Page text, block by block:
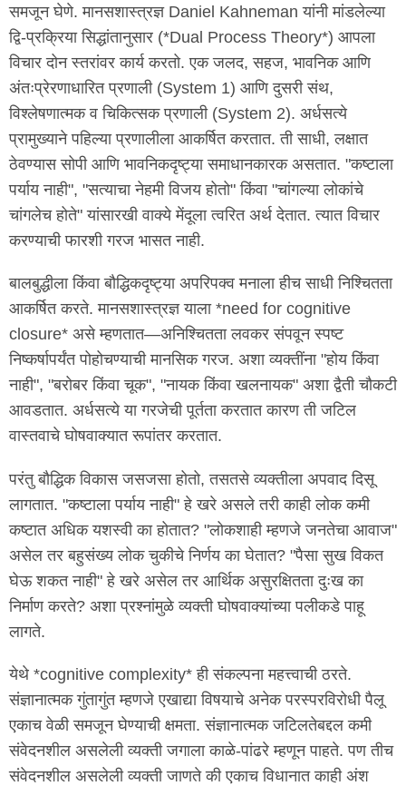
समजून घेणे. मानसशास्त्रज्ञ Daniel Kahneman यांनी मांडलेल्या
द्वि-प्रक्रिया सिद्धांतानुसार (*Dual Process Theory*) आपला
विचार दोन स्तरांवर कार्य करतो. एक जलद, सहज, भावनिक आणि
अंतःप्रेरणाधारित प्रणाली (System 1) आणि दुसरी संथ,
विश्लेषणात्मक व चिकित्सक प्रणाली (System 2). अर्धसत्ये
प्रामुख्याने पहिल्या प्रणालीला आकर्षित करतात. ती साधी, लक्षात
ठेवण्यास सोपी आणि भावनिकदृष्ट्या समाधानकारक असतात. "कष्टाला
पर्याय नाही", "सत्याचा नेहमी विजय होतो" किंवा "चांगल्या लोकांचे
चांगलेच होते" यांसारखी वाक्ये मेंदूला त्वरित अर्थ देतात. त्यात विचार
करण्याची फारशी गरज भासत नाही.
बालबुद्धीला किंवा बौद्धिकदृष्ट्या अपरिपक्व मनाला हीच साधी निश्चितता
आकर्षित करते. मानसशास्त्रज्ञ याला *need for cognitive
closure* असे म्हणतात—अनिश्चितता लवकर संपवून स्पष्ट
निष्कर्षापर्यंत पोहोचण्याची मानसिक गरज. अशा व्यक्तींना "होय किंवा
नाही", "बरोबर किंवा चूक", "नायक किंवा खलनायक" अशा द्वैती चौकटी
आवडतात. अर्धसत्ये या गरजेची पूर्तता करतात कारण ती जटिल
वास्तवाचे घोषवाक्यात रूपांतर करतात.
परंतु बौद्धिक विकास जसजसा होतो, तसतसे व्यक्तीला अपवाद दिसू
लागतात. "कष्टाला पर्याय नाही" हे खरे असले तरी काही लोक कमी
कष्टात अधिक यशस्वी का होतात? "लोकशाही म्हणजे जनतेचा आवाज"
असेल तर बहुसंख्य लोक चुकीचे निर्णय का घेतात? "पैसा सुख विकत
घेऊ शकत नाही" हे खरे असेल तर आर्थिक असुरक्षितता दुःख का
निर्माण करते? अशा प्रश्नांमुळे व्यक्ती घोषवाक्यांच्या पलीकडे पाहू
लागते.
येथे *cognitive complexity* ही संकल्पना महत्त्वाची ठरते.
संज्ञानात्मक गुंतागुंत म्हणजे एखाद्या विषयाचे अनेक परस्परविरोधी पैलू
एकाच वेळी समजून घेण्याची क्षमता. संज्ञानात्मक जटिलतेबद्दल कमी
संवेदनशील असलेली व्यक्ती जगाला काळे-पांढरे म्हणून पाहते. पण तीच
संवेदनशील असलेली व्यक्ती जाणते की एकाच विधानात काही अंश